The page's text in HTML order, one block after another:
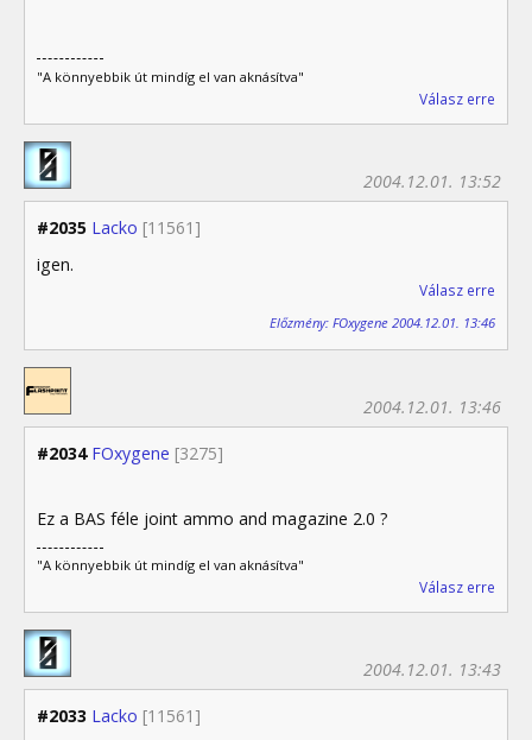
"A könnyebbik út mindíg el van aknásítva"
Válasz erre
#2035 Lacko [11561]
2004.12.01. 13:52
igen.
Válasz erre
Előzmény: FOxygene 2004.12.01. 13:46
#2034 FOxygene [3275]
2004.12.01. 13:46
Ez a BAS féle joint ammo and magazine 2.0 ?
"A könnyebbik út mindíg el van aknásítva"
Válasz erre
#2033 Lacko [11561]
2004.12.01. 13:43